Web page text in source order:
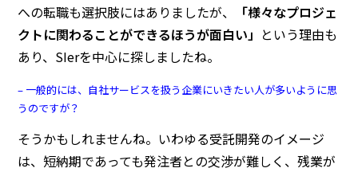
への転職も選択肢にはありましたが、
「様々なプロジェ
クトに関わることができるほうが面白い」 という理由も
あり、SIerを中心に探しましたね。
– 一般的には、自社サービスを扱う企業にいきたい人が多いように思
うのですが？
そうかもしれませんね。いわゆる受託開発のイメージ
は、短納期であっても発注者との交渉が難しく、残業が